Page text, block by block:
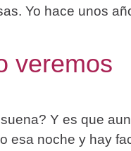
Yo hace unos
veremos
Y es que
noche y hay